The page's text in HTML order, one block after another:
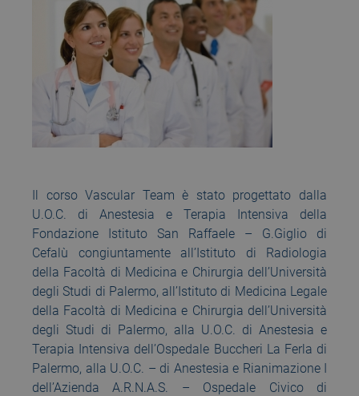
Il corso Vascular Team è stato progettato dalla
U.O.C. di Anestesia e Terapia Intensiva della
Fondazione Istituto San Raffaele – G.Giglio di
Cefalù congiuntamente all’Istituto di Radiologia
della Facoltà di Medicina e Chirurgia dell’Università
degli Studi di Palermo, all’Istituto di Medicina Legale
della Facoltà di Medicina e Chirurgia dell’Università
degli Studi di Palermo, alla U.O.C. di Anestesia e
Terapia Intensiva dell’Ospedale Buccheri La Ferla di
Palermo, alla U.O.C. – di Anestesia e Rianimazione I
dell’Azienda A.R.N.A.S. – Ospedale Civico di